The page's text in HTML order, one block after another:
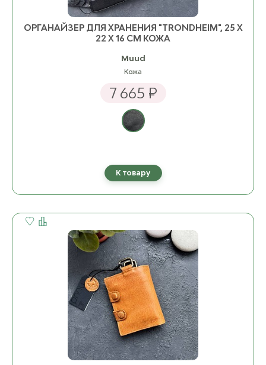
ОРГАНАЙЗЕР ДЛЯ ХРАНЕНИЯ "TRONDHEIM", 25 Х
22 Х 16 СМ КОЖА
Muud
Кожа
7 665 ₽
К товару